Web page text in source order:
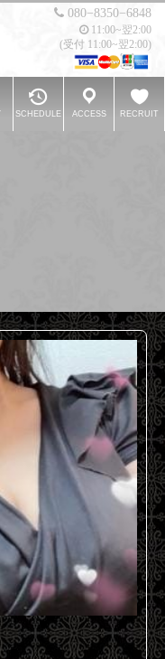
080−8350−6848
11:00~翌2:00
(受付 11:00~翌2:00)
SCHEDULE ACCESS RECRUIT